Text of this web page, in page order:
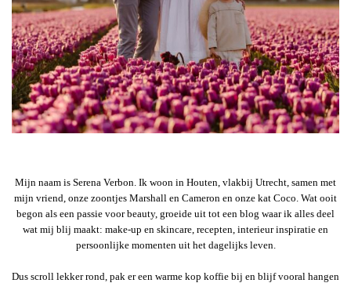
Mijn naam is Serena Verbon. Ik woon in Houten, vlakbij Utrecht, samen met
mijn vriend, onze zoontjes Marshall en Cameron en onze kat Coco. Wat ooit
begon als een passie voor beauty, groeide uit tot een blog waar ik alles deel
wat mij blij maakt: make-up en skincare, recepten, interieur inspiratie en
persoonlijke momenten uit het dagelijks leven.
Dus scroll lekker rond, pak er een warme kop koffie bij en blijf vooral hangen